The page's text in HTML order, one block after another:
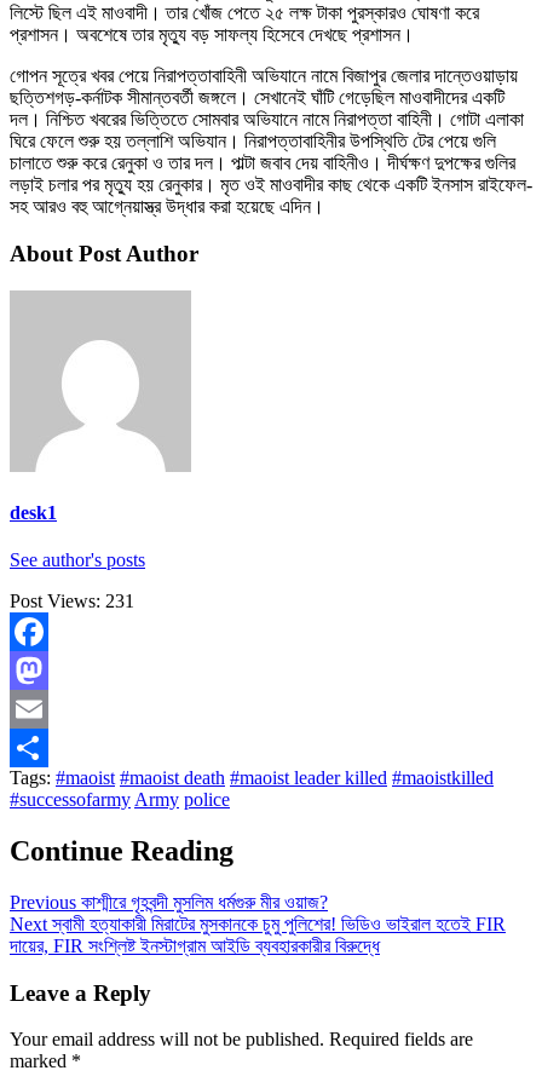
লিস্টে ছিল এই মাওবাদী। তার খোঁজ পেতে ২৫ লক্ষ টাকা পুরস্কারও ঘোষণা করে
প্রশাসন। অবশেষে তার মৃত্যু বড় সাফল্য হিসেবে দেখছে প্রশাসন।
গোপন সূত্রে খবর পেয়ে নিরাপত্তাবাহিনী অভিযানে নামে বিজাপুর জেলার দান্তেওয়াড়ায়
ছত্তিশগড়-কর্নাটক সীমান্তবর্তী জঙ্গলে। সেখানেই ঘাঁটি গেড়েছিল মাওবাদীদের একটি
দল। নিশ্চিত খবরের ভিত্তিতে সোমবার অভিযানে নামে নিরাপত্তা বাহিনী। গোটা এলাকা
ঘিরে ফেলে শুরু হয় তল্লাশি অভিযান। নিরাপত্তাবাহিনীর উপস্থিতি টের পেয়ে গুলি
চালাতে শুরু করে রেনুকা ও তার দল। পাল্টা জবাব দেয় বাহিনীও। দীর্ঘক্ষণ দুপক্ষের গুলির
লড়াই চলার পর মৃত্যু হয় রেনুকার। মৃত ওই মাওবাদীর কাছ থেকে একটি ইনসাস রাইফেল-
সহ আরও বহু আগ্নেয়াস্ত্র উদ্ধার করা হয়েছে এদিন।
About Post Author
desk1
See author's posts
Post Views: 231
Facebook
Mastodon
Email
Share
Tags: #maoist #maoist death #maoist leader killed #maoistkilled
#successofarmy Army police
Continue Reading
Previous কাশ্মীরে গৃহবন্দী মুসলিম ধর্মগুরু মীর ওয়াজ?
Nextস্বামী হত্যাকারী মিরাটের মুসকানকে চুমু পুলিশের! ভিডিও ভাইরাল হতেই FIR
দায়ের, FIR সংশ্লিষ্ট ইনস্টাগ্রাম আইডি ব্যবহারকারীর বিরুদ্ধে
Leave a Reply
Your email address will not be published. Required fields are
marked *